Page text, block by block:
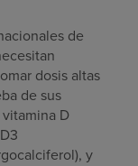
de
dosis altas
de sus
D
y